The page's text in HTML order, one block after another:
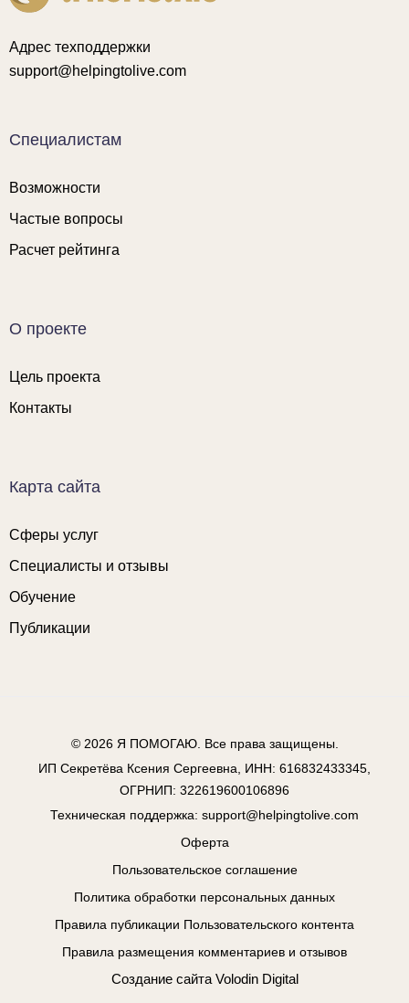
Адрес техподдержки
support@helpingtolive.com
Специалистам
Возможности
Частые вопросы
Расчет рейтинга
О проекте
Цель проекта
Контакты
Карта сайта
Сферы услуг
Специалисты и отзывы
Обучение
Публикации
© 2026 Я ПОМОГАЮ. Все права защищены.
ИП Секретёва Ксения Сергеевна, ИНН: 616832433345,
ОГРНИП: 322619600106896
Техническая поддержка: support@helpingtolive.com
Оферта
Пользовательское соглашение
Политика обработки персональных данных
Правила публикации Пользовательского контента
Правила размещения комментариев и отзывов
Создание сайта Volodin Digital